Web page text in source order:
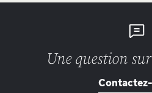
Une question